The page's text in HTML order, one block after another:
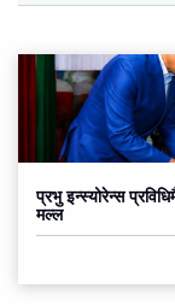
प्रभु इन्स्योरेन्स
मल्ल